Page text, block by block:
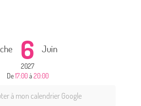
6 Juin
2027
De17:00à20:00
à mon calendrier Google